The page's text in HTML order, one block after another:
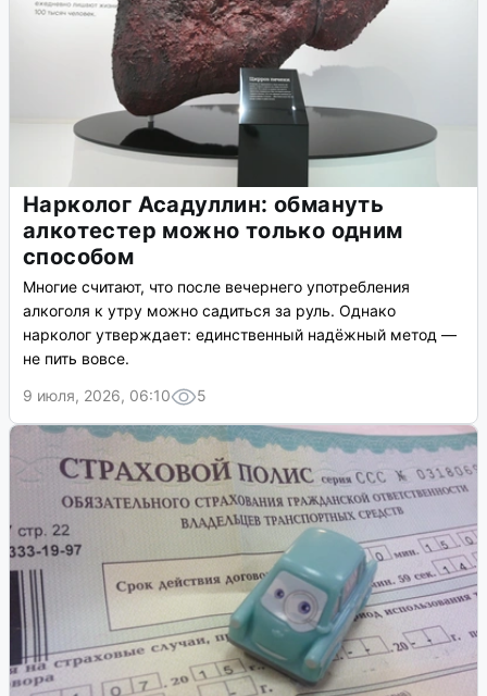
Нарколог Асадуллин: обмануть
алкотестер можно только одним
способом
Многие считают, что после вечернего употребления
алкоголя к утру можно садиться за руль. Однако
нарколог утверждает: единственный надёжный метод —
не пить вовсе.
9 июля, 2026, 06:10
5